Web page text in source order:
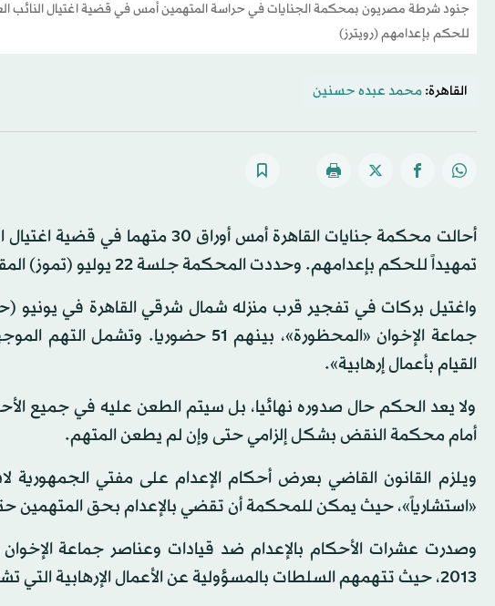
جنود شرطة مصريون بمحكمة الجنايات في حراسة المتهمين أمس في قضية اغتيال النائب
للحكم بإعدامهم (رويترز)
القاهرة: محمد عبده حسنين
أحالت محكمة جنايات القاهرة أمس
تمهيداً للحكم بإعدامهم. وحددت المحكمة جلسة 22 يوليو (تموز) المقبل للنطق بالحكم.
جماعة الإخوان «المحظورة»، بينهم 51
القيام بأعمال إرهابية».
ولا يعد الحكم حال صدوره نهائيا، بل سيتم الطعن عليه في جميع
أمام محكمة النقض بشكل إلزامي حتى وإن لم يطعن المتهم.
ويلزم القانون القاضي بعرض أحكام الإعدام على مفتي الجمهورية
«استشارياً»، حيث يمكن للمحكمة أن تقضي بالإعدام بحق المتهمين
وصدرت عشرات الأحكام بالإعدام ضد قيادات وعناصر جماعة
2013، حيث تتهمهم السلطات بالمسؤولية عن الأعمال الإرهابية التي تشهدها البلاد.